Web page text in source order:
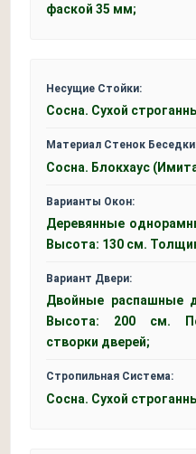
фаской 35 мм;
Несущие Стойки:
Сосна. Сухой
Материал Стенок
Сосна. Блокхаус
Варианты Окон:
Деревянные
Высота: 130 см.
Вариант Двери:
Двойные распашные
Высота: 200 см.
створки дверей;
Стропильная Система:
Сосна. Сухой